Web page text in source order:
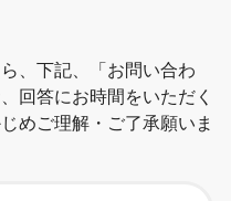
、下記、「お問い合わ
回答にお時間をいただく
めご理解・ご了承願いま